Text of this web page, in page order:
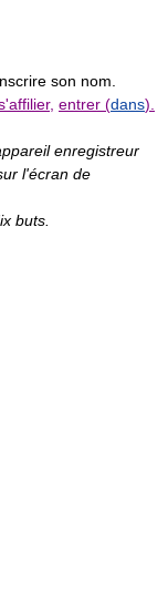
son nom.
, entrer (dans).
enregistreur
l'écran de
buts.